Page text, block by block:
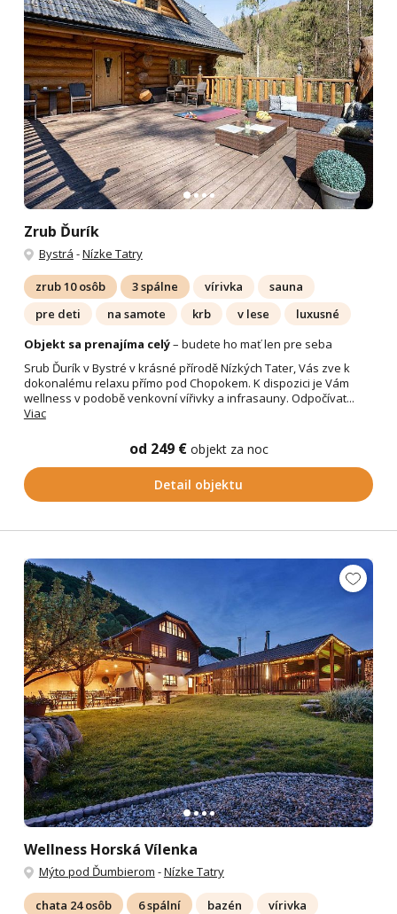
Zrub Ďurík
Bystrá -Nízke Tatry
zrub 10 osôb 3 spálne vírivka
sauna
pre deti
na samote krb v lese
luxusné
Objekt sa prenajíma celý– budete ho mať len pre seba
Srub Ďurík v Bystré v krásné přírodě Nízkých Tater, Vás zve k
dokonalému relaxu přímo pod Chopokem. K dispozici je Vám
wellness v podobě venkovní vířivky a infrasauny. Odpočívat...
Viac
od 249 € objekt za noc
Detail objektu
Wellness Horská Vílenka
Mýto pod Ďumbierom -Nízke Tatry
chata 24 osôb 6 spální bazén
vírivka